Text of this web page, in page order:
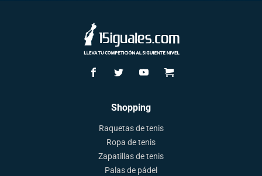
Shopping
Raquetas de tenis
Ropa de tenis
Zapatillas de tenis
Palas de pádel